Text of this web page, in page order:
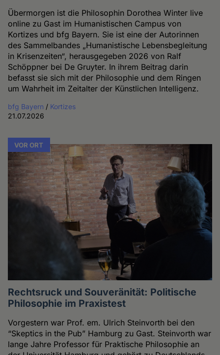
Übermorgen ist die Philosophin Dorothea Winter live
online zu Gast im Humanistischen Campus von
Kortizes und bfg Bayern. Sie ist eine der Autorinnen
des Sammelbandes „Humanistische Lebensbegleitung
in Krisenzeiten“, herausgegeben 2026 von Ralf
Schöppner bei De Gruyter. In ihrem Beitrag darin
befasst sie sich mit der Philosophie und dem Ringen
um Wahrheit im Zeitalter der Künstlichen Intelligenz.
bfg Bayern / Kortizes
21.07.2026
VOR ORT
Rechtsruck und Souveränität: Politische
Philosophie im Praxistest
Vorgestern war Prof. em. Ulrich Steinvorth bei den
“Skeptics in the Pub” Hamburg zu Gast. Steinvorth war
lange Jahre Professor für Praktische Philosophie an